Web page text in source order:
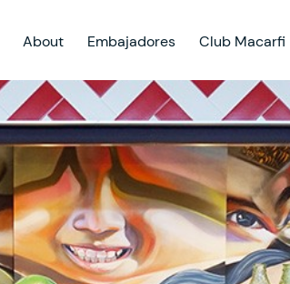
About Embajadores Club Macarfi